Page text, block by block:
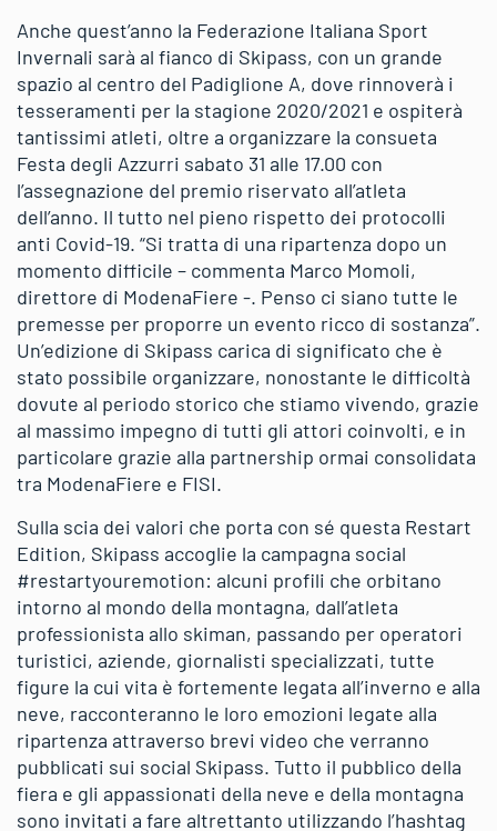
Anche quest’anno la Federazione Italiana Sport
Invernali sarà al fianco di Skipass, con un grande
spazio al centro del Padiglione A, dove rinnoverà i
tesseramenti per la stagione 2020/2021 e ospiterà
tantissimi atleti, oltre a organizzare la consueta
Festa degli Azzurri sabato 31 alle 17.00 con
l’assegnazione del premio riservato all’atleta
dell’anno. Il tutto nel pieno rispetto dei protocolli
anti Covid-19. “Si tratta di una ripartenza dopo un
momento difficile – commenta Marco Momoli,
direttore di ModenaFiere -. Penso ci siano tutte le
premesse per proporre un evento ricco di sostanza”.
Un’edizione di Skipass carica di significato che è
stato possibile organizzare, nonostante le difficoltà
dovute al periodo storico che stiamo vivendo, grazie
al massimo impegno di tutti gli attori coinvolti, e in
particolare grazie alla partnership ormai consolidata
tra ModenaFiere e FISI.
Sulla scia dei valori che porta con sé questa Restart
Edition, Skipass accoglie la campagna social
#restartyouremotion: alcuni profili che orbitano
intorno al mondo della montagna, dall’atleta
professionista allo skiman, passando per operatori
turistici, aziende, giornalisti specializzati, tutte
figure la cui vita è fortemente legata all’inverno e alla
neve, racconteranno le loro emozioni legate alla
ripartenza attraverso brevi video che verranno
pubblicati sui social Skipass. Tutto il pubblico della
fiera e gli appassionati della neve e della montagna
sono invitati a fare altrettanto utilizzando l’hashtag